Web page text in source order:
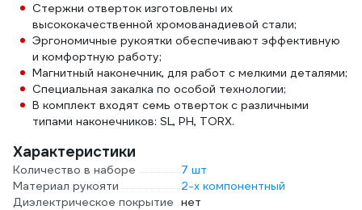
Стержни отверток изготовлены их
высококачественной хромованадиевой стали;
Эргономичные рукоятки обеспечивают эффективную
и комфортную работу;
Магнитный наконечник, для работ с мелкими деталями;
Специальная закалка по особой технологии;
В комплект входят семь отверток с различными
типами наконечников: SL, PH, TORX.
Характеристики
Количество в наборе
7 шт
Материал рукояти
2-х компонентный
Диэлектрическое покрытие нет